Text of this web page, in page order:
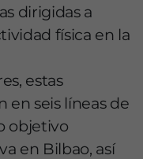
dirigidas a
física en la
estas
en seis líneas de
objetivo
en Bilbao, así